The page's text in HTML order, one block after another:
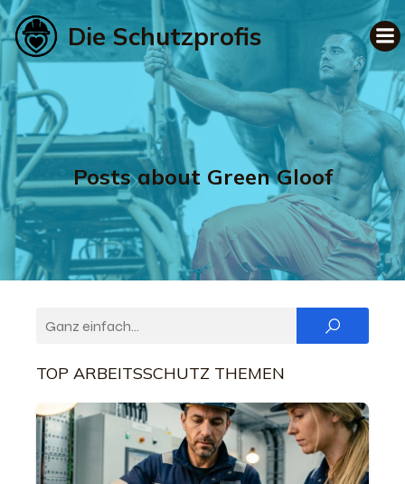
Die Schutzprofis
Posts about Green Gloof
TOP ARBEITSSCHUTZ THEMEN